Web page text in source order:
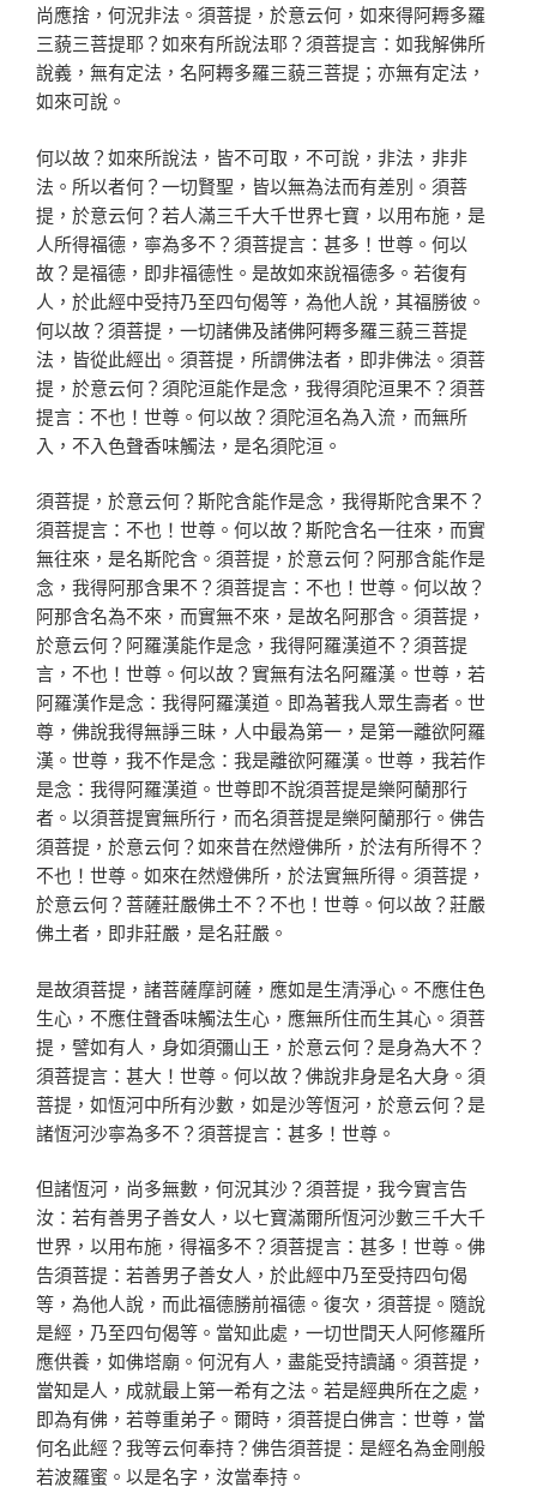
尚應捨，何況非法。須菩提，於意云何，如來得阿耨多羅
三藐三菩提耶？如來有所說法耶？須菩提言：如我解佛所
說義，無有定法，名阿耨多羅三藐三菩提；亦無有定法，
如來可說。
何以故？如來所說法，皆不可取，不可說，非法，非非
法。所以者何？一切賢聖，皆以無為法而有差別。須菩
提，於意云何？若人滿三千大千世界七寶，以用布施，是
人所得福德，寧為多不？須菩提言：甚多！世尊。何以
故？是福德，即非福德性。是故如來說福德多。若復有
人，於此經中受持乃至四句偈等，為他人說，其福勝彼。
何以故？須菩提，一切諸佛及諸佛阿耨多羅三藐三菩提
法，皆從此經出。須菩提，所謂佛法者，即非佛法。須菩
提，於意云何？須陀洹能作是念，我得須陀洹果不？須菩
提言：不也！世尊。何以故？須陀洹名為入流，而無所
入，不入色聲香味觸法，是名須陀洹。
須菩提，於意云何？斯陀含能作是念，我得斯陀含果不？
須菩提言：不也！世尊。何以故？斯陀含名一往來，而實
無往來，是名斯陀含。須菩提，於意云何？阿那含能作是
念，我得阿那含果不？須菩提言：不也！世尊。何以故？
阿那含名為不來，而實無不來，是故名阿那含。須菩提，
於意云何？阿羅漢能作是念，我得阿羅漢道不？須菩提
言，不也！世尊。何以故？實無有法名阿羅漢。世尊，若
阿羅漢作是念：我得阿羅漢道。即為著我人眾生壽者。世
尊，佛說我得無諍三昧，人中最為第一，是第一離欲阿羅
漢。世尊，我不作是念：我是離欲阿羅漢。世尊，我若作
是念：我得阿羅漢道。世尊即不說須菩提是樂阿蘭那行
者。以須菩提實無所行，而名須菩提是樂阿蘭那行。佛告
須菩提，於意云何？如來昔在然燈佛所，於法有所得不？
不也！世尊。如來在然燈佛所，於法實無所得。須菩提，
於意云何？菩薩莊嚴佛土不？不也！世尊。何以故？莊嚴
佛土者，即非莊嚴，是名莊嚴。
是故須菩提，諸菩薩摩訶薩，應如是生清淨心。不應住色
生心，不應住聲香味觸法生心，應無所住而生其心。須菩
提，譬如有人，身如須彌山王，於意云何？是身為大不？
須菩提言：甚大！世尊。何以故？佛說非身是名大身。須
菩提，如恆河中所有沙數，如是沙等恆河，於意云何？是
諸恆河沙寧為多不？須菩提言：甚多！世尊。
但諸恆河，尚多無數，何況其沙？須菩提，我今實言告
汝：若有善男子善女人，以七寶滿爾所恆河沙數三千大千
世界，以用布施，得福多不？須菩提言：甚多！世尊。佛
告須菩提：若善男子善女人，於此經中乃至受持四句偈
等，為他人說，而此福德勝前福德。復次，須菩提。隨說
是經，乃至四句偈等。當知此處，一切世間天人阿修羅所
應供養，如佛塔廟。何況有人，盡能受持讀誦。須菩提，
當知是人，成就最上第一希有之法。若是經典所在之處，
即為有佛，若尊重弟子。爾時，須菩提白佛言：世尊，當
何名此經？我等云何奉持？佛告須菩提：是經名為金剛般
若波羅蜜。以是名字，汝當奉持。